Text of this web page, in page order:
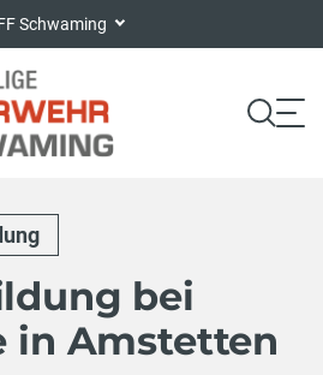
Schwaming
bei
in Amstetten